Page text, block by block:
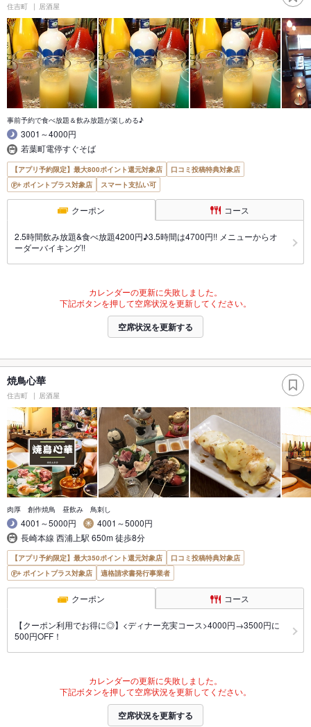
住吉町 居酒屋
事前予約で食べ放題＆飲み放題が楽しめる♪
3001～4000円
若葉町電停すぐそば
【アプリ予約限定】最大800ポイント還元対象店
口コミ投稿特典対象店
ポイントプラス対象店
スマート支払い可
クーポン コース
2.5時間飲み放題&食べ放題4200円♪3.5時間は4700円!! メニューからオ
ーダーバイキング!!
カレンダーの更新に失敗しました。
下記ボタンを押して空席状況を更新してください。
空席状況を更新する
焼鳥心華
住吉町 居酒屋
肉厚 創作焼鳥 昼飲み 鳥刺し
4001～5000円
4001～5000円
長崎本線 西浦上駅 650m 徒歩8分
【アプリ予約限定】最大350ポイント還元対象店
口コミ投稿特典対象店
ポイントプラス対象店
適格請求書発行事業者
クーポン コース
【クーポン利用でお得に◎】<ディナー充実コース>4000円→3500円に
500円OFF！
カレンダーの更新に失敗しました。
下記ボタンを押して空席状況を更新してください。
空席状況を更新する